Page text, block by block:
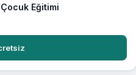
Eğitimi